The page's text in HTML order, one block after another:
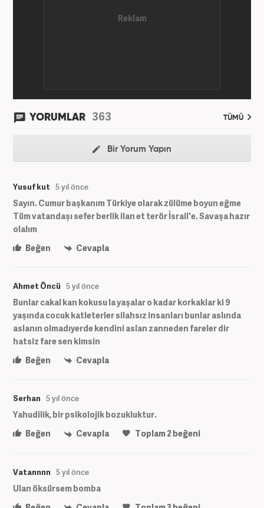
YORUMLAR 363 TÜMÜ
Bir Yorum Yapın
Yusuf kut 5 yıl önce
Sayın. Cumur başkanım Türkiye olarak zülüme boyun eğme
Tüm vatandaşı sefer berlik ilan et terör İsrail'e. Savaşa hazır
olalım
Beğen
Cevapla
Ahmet Öncü 5 yıl önce
Bunlar cakal kan kokusu la yaşalar o kadar korkaklar ki 9
yaşında cocuk katleterler silahsız insanları bunlar aslında
aslanın olmadıyerde kendini aslan zanneden fareler dir
hatsiz fare sen kimsin
Beğen
Cevapla
Serhan 5 yıl önce
Yahudilik, bir psikolojik bozukluktur.
Beğen
Cevapla Toplam2beğeni
Vatannnn 5 yıl önce
Ulan öksürsem bomba